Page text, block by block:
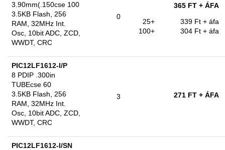
3.90mm(.150cse 100
3.5KB Flash, 256
RAM, 32MHz Int.
Osc, 10bit ADC, ZCD,
WWDT, CRC
0
365 FT + ÁFA
25+
339 Ft + áfa
100+
304 Ft + áfa
PIC12LF1612-I/P
8 PDIP .300in
TUBEcse 60
3.5KB Flash, 256
RAM, 32MHz Int.
Osc, 10bit ADC, ZCD,
WWDT, CRC
3 271 FT + ÁFA
PIC12LF1612-I/SN